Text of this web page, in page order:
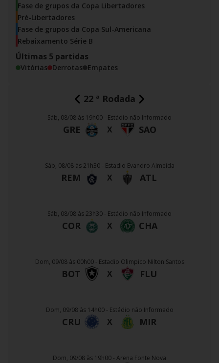
Fase de grupos da Copa Libertadores
Pré-Libertadores
Fase de grupos da Copa Sul-Americana
Rebaixamento Série B
Últimas 5 partidas
Vitórias Derrotas Empates
22 ª Rodada
Sáb, 08/08 às 19h00 - Estádio não Informado
GRE X SAO
Sáb, 08/08 às 21h30 - Estadio Evandro Almeida
REM X ATL
Sáb, 08/08 às 23h30 - Estádio não Informado
COR X CHA
Dom, 09/08 às 00h00 - Estadio Olimpico Nilton Santos
BOT X FLU
Dom, 09/08 às 14h00 - Estádio não Informado
CRU X MIR
Dom, 09/08 às 19h00 - Arena Fonte Nova